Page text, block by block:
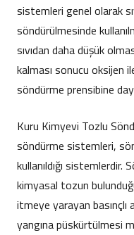
sistemleri genel olarak
söndürülmesinde
sıvıdan daha düşük
kalması sonucu oksijen
söndürme prensibine
Kuru Kimyevi Tozlu
söndürme sistemleri,
kullanıldığı sistemlerdir.
kimyasal tozun
itmeye yarayan
yangına püskürtülmesi